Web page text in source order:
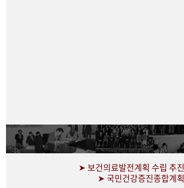
➤ 보건의료발전계획 수립 추진
➤ 국민건강증진종합계획